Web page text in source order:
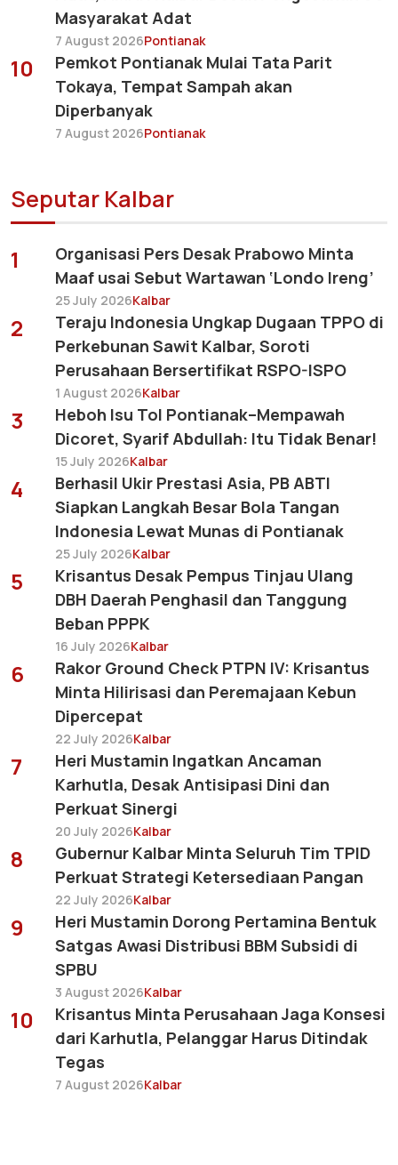
Masyarakat Adat
7 August 2026Pontianak
10
Pemkot Pontianak Mulai Tata Parit
Tokaya, Tempat Sampah akan
Diperbanyak
7 August 2026Pontianak
Seputar Kalbar
1
Organisasi Pers Desak Prabowo Minta
Maaf usai Sebut Wartawan ‘Londo Ireng’
25 July 2026Kalbar
2
Teraju Indonesia Ungkap Dugaan TPPO di
Perkebunan Sawit Kalbar, Soroti
Perusahaan Bersertifikat RSPO-ISPO
1 August 2026Kalbar
3
Heboh Isu Tol Pontianak–Mempawah
Dicoret, Syarif Abdullah: Itu Tidak Benar!
15 July 2026Kalbar
4
Berhasil Ukir Prestasi Asia, PB ABTI
Siapkan Langkah Besar Bola Tangan
Indonesia Lewat Munas di Pontianak
25 July 2026Kalbar
5
Krisantus Desak Pempus Tinjau Ulang
DBH Daerah Penghasil dan Tanggung
Beban PPPK
16 July 2026Kalbar
6
Rakor Ground Check PTPN IV: Krisantus
Minta Hilirisasi dan Peremajaan Kebun
Dipercepat
22 July 2026Kalbar
7
Heri Mustamin Ingatkan Ancaman
Karhutla, Desak Antisipasi Dini dan
Perkuat Sinergi
20 July 2026Kalbar
8
Gubernur Kalbar Minta Seluruh Tim TPID
Perkuat Strategi Ketersediaan Pangan
22 July 2026Kalbar
9
Heri Mustamin Dorong Pertamina Bentuk
Satgas Awasi Distribusi BBM Subsidi di
SPBU
3 August 2026Kalbar
10
Krisantus Minta Perusahaan Jaga Konsesi
dari Karhutla, Pelanggar Harus Ditindak
Tegas
7 August 2026Kalbar